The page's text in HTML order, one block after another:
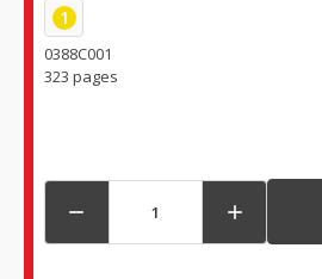
1
0388C001
323 pages
 